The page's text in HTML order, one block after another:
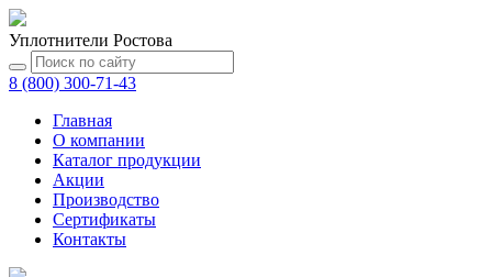
Уплотнители Ростова
8 (800) 300-71-43
Главная
О компании
Каталог продукции
Акции
Производство
Сертификаты
Контакты